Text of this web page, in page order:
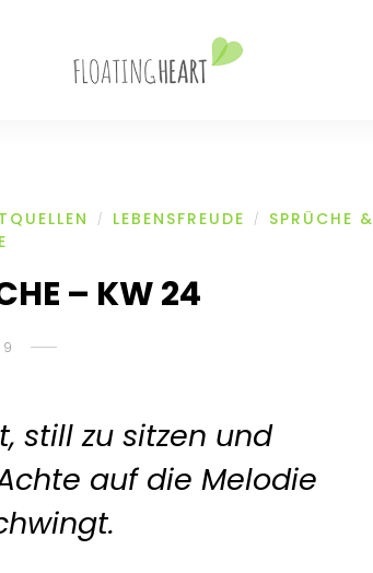
/ LEBENSFREUDE /
SPRÜCHE &
– KW 24
still zu sitzen und
auf die Melodie